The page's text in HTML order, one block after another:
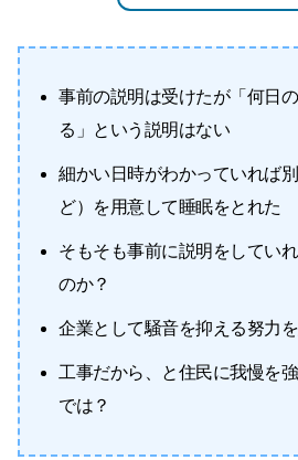
事前の説明は受けたが「何日
る」という説明はない
細かい日時がわかっていれば
ど）を用意して睡眠をとれた
そもそも事前に説明をしてい
のか？
企業として騒音を抑える努力
工事だから、と住民に我慢を
では？